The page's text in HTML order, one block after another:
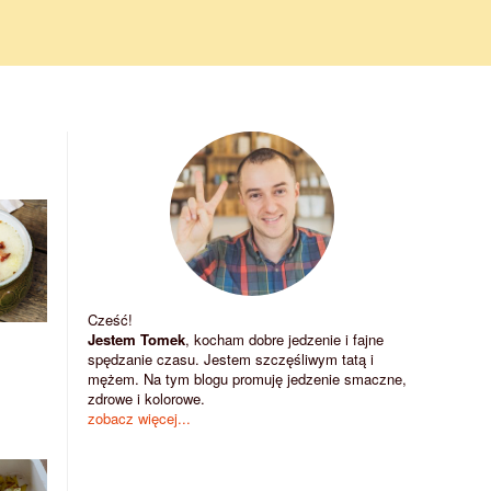
Cześć!
Jestem Tomek, kocham dobre jedzenie i fajne
spędzanie czasu. Jestem szczęśliwym tatą i
mężem. Na tym blogu promuję jedzenie smaczne,
zdrowe i kolorowe.
zobacz więcej...